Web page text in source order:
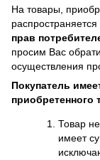
На товары,
распространяется
прав
просим Вас
осуществления
Покупатель
приобретенного
Товар
имеет